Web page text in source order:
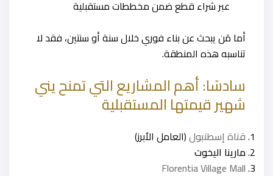
عبر شراء قطع ضمن مخططات مستقبلية
أما مَن يبحث عن بناء فوري خلال سنة أو سنتين، فقد لا
تناسبه هذه المنطقة.
سادسًا: أهم المشاريع التي تمنح يني
شهير قيمتها المستقبلية
قناة إسطنبول(العامل الأبرز)
مارينا اليخوت
Florentia Village Mall